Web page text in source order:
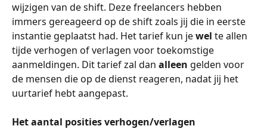
wijzigen van de shift. Deze freelancers hebben
immers gereageerd op de shift zoals jij die in eerste
instantie geplaatst had. Het tarief kun je wel te allen
tijde verhogen of verlagen voor toekomstige
aanmeldingen. Dit tarief zal dan alleen gelden voor
de mensen die op de dienst reageren, nadat jij het
uurtarief hebt aangepast.
Het aantal posities verhogen/verlagen